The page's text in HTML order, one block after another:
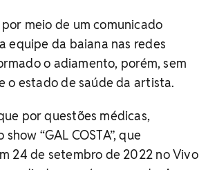
meio de um comunicado
equipe da baiana nas redes
o adiamento, porém, sem
o estado de saúde da artista.
por questões médicas,
“GAL COSTA”, que
24 de setembro de 2022 no Vivo